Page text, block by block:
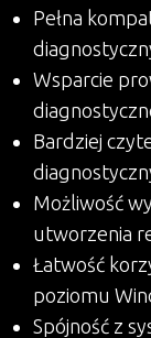
Pełna
Wsparcie
Bardziej
Możliwość
utworzenia
Łatwość
poziomu
Spójność z